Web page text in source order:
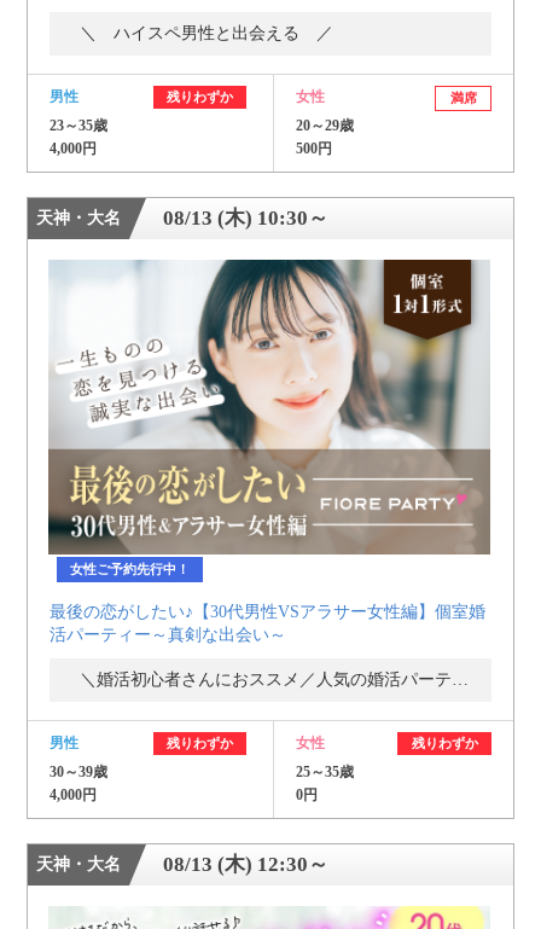
＼ ハイスペ男性と出会える ／
男性 残りわずか
23～35歳
4,000円
女性 満席
20～29歳
500円
天神・大名 08/13 (木) 10:30～
女性ご予約先行中！
最後の恋がしたい♪【30代男性VSアラサー女性編】個室婚
活パーティー～真剣な出会い～
男性 残りわずか
30～39歳
4,000円
女性 残りわずか
25～35歳
0円
天神・大名 08/13 (木) 12:30～